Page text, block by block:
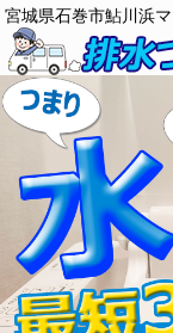
宮城県石巻市鮎川浜